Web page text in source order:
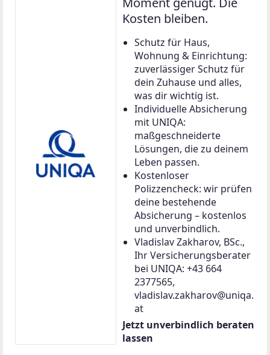
Kosten bleiben.
Schutz für Haus,
Wohnung & Einrichtung:
zuverlässiger Schutz für
dein Zuhause und alles,
was dir wichtig ist.
Individuelle Absicherung
mit UNIQA:
maßgeschneiderte
Lösungen, die zu deinem
Leben passen.
Kostenloser
Polizzencheck: wir prüfen
deine bestehende
Absicherung – kostenlos
und unverbindlich.
Vladislav Zakharov, BSc.,
Ihr Versicherungsberater
bei UNIQA: +43 664
2377565,
vladislav.zakharov@uniqa.
at
Jetzt unverbindlich beraten
lassen